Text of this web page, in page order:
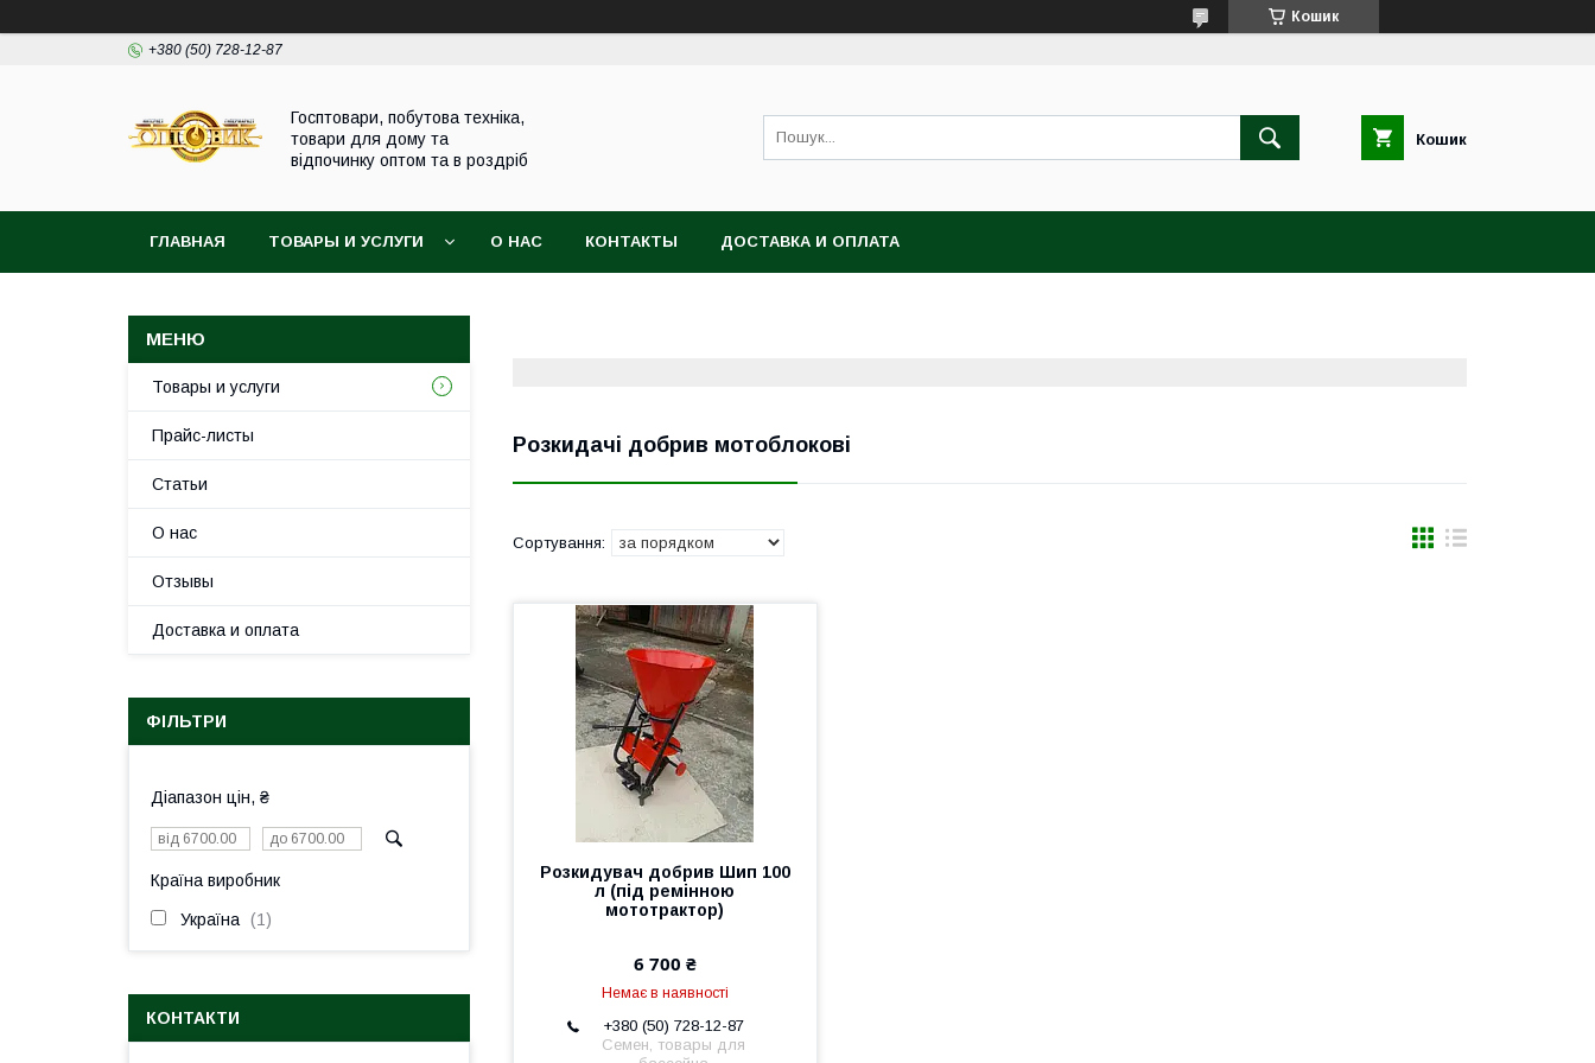
Кошик
+380 (50) 728-12-87
Госптовари, побутова техніка,
товари для дому та
відпочинку оптом та в роздріб
Кошик
ГЛАВНАЯ ТОВАРЫ И УСЛУГИ О НАС КОНТАКТЫ ДОСТАВКА И ОПЛАТА
Розкидачі добрив мотоблокові
Розкидувач добрив Шип 100
л (під ремінною
мототрактор)
6 700 ₴
Немає в наявності
+380 (50) 728-12-87
Семен, товары для
Товары и услуги
Прайс-листы
Статьи
О нас
Отзывы
Доставка и оплата
ФІЛЬТРИ
Діапазон цін, ₴
Країна виробник
Україна 1
КОНТАКТИ